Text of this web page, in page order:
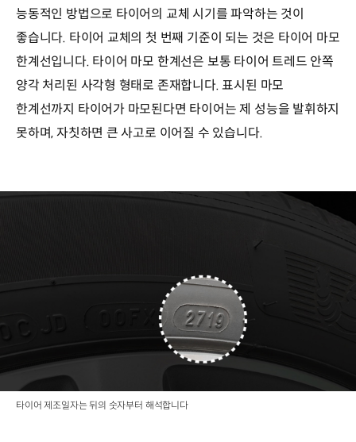
능동적인 방법으로 타이어의 교체 시기를 파악하는 것이
좋습니다. 타이어 교체의 첫 번째 기준이 되는 것은 타이어 마모
한계선입니다. 타이어 마모 한계선은 보통 타이어 트레드 안쪽
양각 처리된 사각형 형태로 존재합니다. 표시된 마모
한계선까지 타이어가 마모된다면 타이어는 제 성능을 발휘하지
못하며, 자칫하면 큰 사고로 이어질 수 있습니다.
타이어 제조일자는 뒤의 숫자부터 해석합니다